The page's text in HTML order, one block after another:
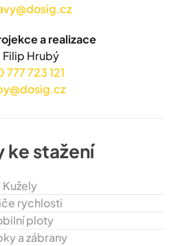
a realizace
Filip Hrubý
777 723 121
ke stažení
Kužely
rychlosti
ploty
a zábrany